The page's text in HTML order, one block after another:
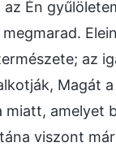
Én
az
Magát
miatt, amelyet
viszont